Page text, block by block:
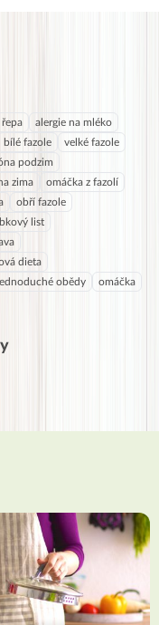
řepa
alergie na mléko
bílé fazole
velké fazole
podzim
zima
omáčka z fazolí
obří fazole
list
dieta
obědy
omáčka